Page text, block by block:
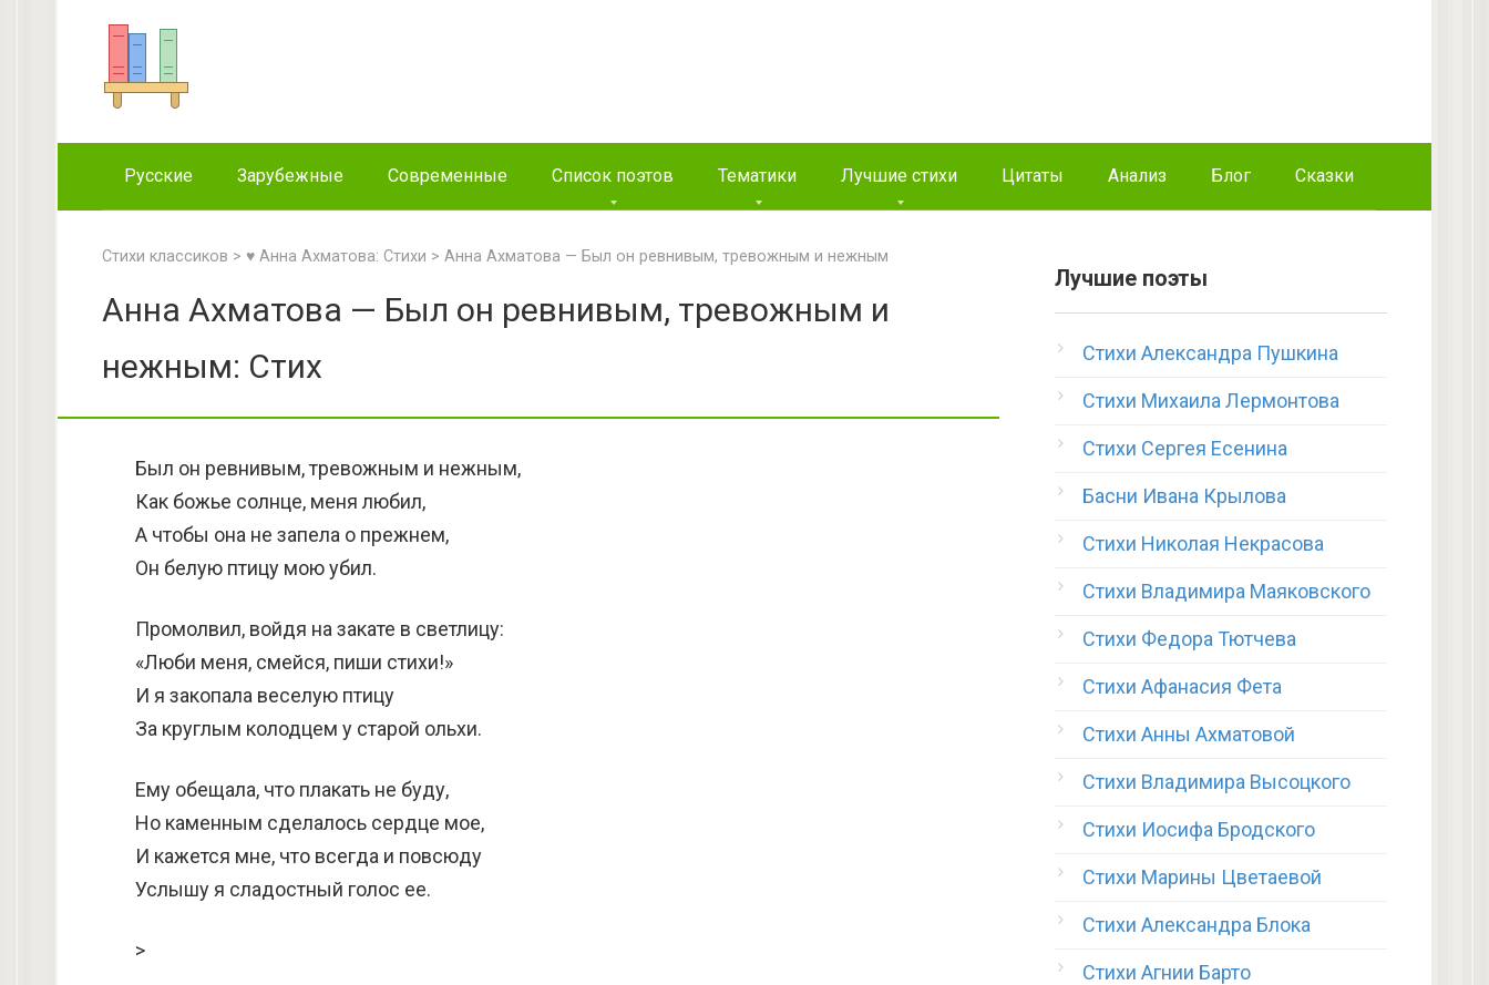
Русские Зарубежные Современные Список поэтов Тематики Лучшие стихи Цитаты Анализ Блог Сказки
Стихи классиков > ♥ Анна Ахматова: Стихи > Анна Ахматова — Был он ревнивым, тревожным и нежным
Анна Ахматова — Был он ревнивым, тревожным и
нежным: Стих
Был он ревнивым, тревожным и нежным,
Как божье солнце, меня любил,
А чтобы она не запела о прежнем,
Он белую птицу мою убил.
Промолвил, войдя на закате в светлицу:
«Люби меня, смейся, пиши стихи!»
И я закопала веселую птицу
За круглым колодцем у старой ольхи.
Ему обещала, что плакать не буду,
Но каменным сделалось сердце мое,
И кажется мне, что всегда и повсюду
Услышу я сладостный голос ее.
>
Лучшие поэты
Стихи Александра Пушкина
Стихи Михаила Лермонтова
Стихи Сергея Есенина
Басни Ивана Крылова
Стихи Николая Некрасова
Стихи Владимира Маяковского
Стихи Федора Тютчева
Стихи Афанасия Фета
Стихи Анны Ахматовой
Стихи Владимира Высоцкого
Стихи Иосифа Бродского
Стихи Марины Цветаевой
Стихи Александра Блока
Стихи Агнии Барто